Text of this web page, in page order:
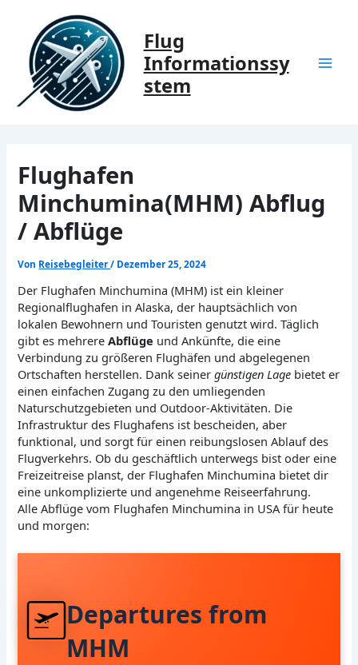
springen
Flug
Informationssy
stem
Flughafen
Minchumina(MHM) Abflug
/ Abflüge
Von Reisebegleiter/ Dezember 25, 2024
Der Flughafen Minchumina (MHM) ist ein kleiner
Regionalflughafen in Alaska, der hauptsächlich von
lokalen Bewohnern und Touristen genutzt wird. Täglich
gibt es mehrereAbflüge und Ankünfte, die eine
Verbindung zu größeren Flughäfen und abgelegenen
Ortschaften herstellen. Dank seinergünstigen Lage bietet er
einen einfachen Zugang zu den umliegenden
Naturschutzgebieten und Outdoor-Aktivitäten. Die
Infrastruktur des Flughafens ist bescheiden, aber
funktional, und sorgt für einen reibungslosen Ablauf des
Flugverkehrs. Ob du geschäftlich unterwegs bist oder eine
Freizeitreise planst, der Flughafen Minchumina bietet dir
eine unkomplizierte und angenehme Reiseerfahrung.
Alle Abflüge vom Flughafen Minchumina in USA für heute
und morgen:
Departures from
MHM